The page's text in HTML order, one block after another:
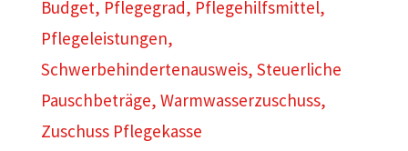
Budget, Pflegegrad, Pflegehilfsmittel,
Pflegeleistungen,
Schwerbehindertenausweis, Steuerliche
Pauschbeträge, Warmwasserzuschuss,
Zuschuss Pflegekasse